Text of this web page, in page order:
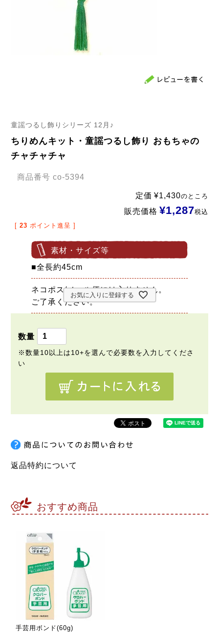
童謡つるし飾りシリーズ 12月♪
ちりめんキット・童謡つるし飾り おもちゃの
チャチャチャ
商品番号 co-5394
定価 ¥1,430のところ
販売価格 ¥1,287税込
[ 23 ポイント進呈 ]
素材・サイズ等
■全長約45cm
ネコポス/メール便には入りません。
ご了承ください。
お気に入りに登録する
返品特約について
おすすめ商品
手芸用ボンド(60g)